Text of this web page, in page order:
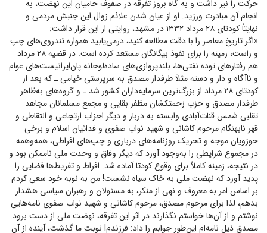
حرکت را نیز داشت و به گاه بروز تفرقه در صفوف حامیان این نهضت، به
انجام آن مبادرت ورزید. او از عیان شدن علائم زوال این جنبش مردمی و
نهایتاً کودتای ۲۸ مرداد ۱۳۳۲ در مشهد، روایتی از این قرار داشت:
«اگر تاریخ معاصر را با دقت مطالعه کنید، درمی‌یابید همواره تندروی‌های چپ
و راست، زمینه را برای نفوذ بیگانگان مستعد کرده است. در قضیه ۲۸ مرداد
هم رفتار‌های توده نفتی‌ها، بلندپروازی‌های ساده‌لوحانه پان‌ایرانیست‌های عوام
و ناآگاه و دار و دسته مثلاً طرفدار مصدق به سرپرستی خیامی ـ که بعد از
کودتای ۲۸ مرداد از بزرگ‌ترین سرمایه‌داران کشور شد ـ و گروه‌های به‌ظاهر
طرفدار مصدق و حزب زحمتکشان مظفر بقایی و مجمع مسلمانان مجاهد
تقلبی شمس قنات‌آبادی وابسته به دربار و دیگر احزاب ارتجاعی و التقاطی و
قهر نابهنگام مرحوم کاشانی و شهید نواب صفوی و فدائیان اسلام و برخی
حوزویان موجه و تحریک روزنامه‌های درباری و چپ‌های افراطی، همه‌وهمه
در مجموع شرایطی را به‌وجود آورد که دیگر وفاق و وحدت ملی ناممکن بود و
در نتیجه، زمینه کاملاً برای وقوع کودتا آماده شد. افراط و تفریط‌ها فضایی را
پدید آورد که نهضت ملی به خاک سیاه نشست! من به نوبه خود سعی کردم
بر اساس امر به معروف و نهی از منکر، به مسئولان و رهبران سیاسی هشدار
بدهم، لذا برای مرحوم مصدق، مرحوم کاشانی و شهید نواب صفوی نامه‌هایی
نوشتم و از آن‌ها خواستم نگذارند در اثر این تفرقه، نهضت ملی از دست برود.
مصدق ذیل نامه‌ام این‌طور جوابم را داد: فرزندم! نوبت ما گذشت، آینده از آن